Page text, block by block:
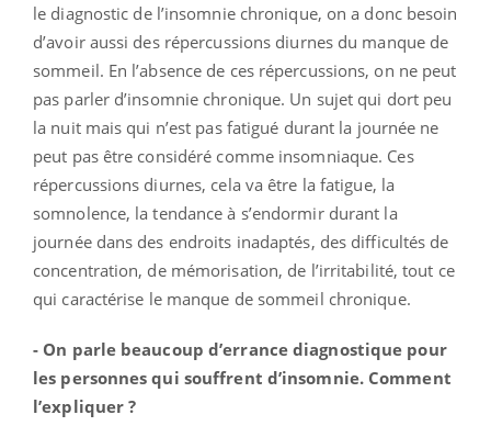
le diagnostic de l’insomnie chronique, on a donc besoin
d’avoir aussi des répercussions diurnes du manque de
sommeil. En l’absence de ces répercussions, on ne peut
pas parler d’insomnie chronique. Un sujet qui dort peu
la nuit mais qui n’est pas fatigué durant la journée ne
peut pas être considéré comme insomniaque. Ces
répercussions diurnes, cela va être la fatigue, la
somnolence, la tendance à s’endormir durant la
journée dans des endroits inadaptés, des difficultés de
concentration, de mémorisation, de l’irritabilité, tout ce
qui caractérise le manque de sommeil chronique.
- On parle beaucoup d’errance diagnostique pour
les personnes qui souffrent d’insomnie. Comment
l’expliquer ?